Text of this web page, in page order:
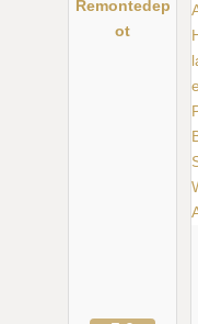
Remontedep
ot